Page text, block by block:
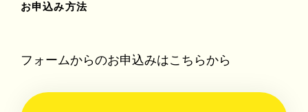
お申込み方法
フォームからのお申込みはこちらから